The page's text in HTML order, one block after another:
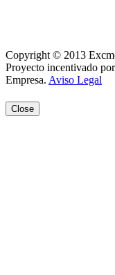
Copyright © 2013
Proyecto incentivado
Empresa. Aviso Legal
Close